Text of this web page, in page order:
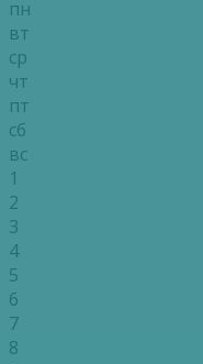
пн
вт
ср
чт
пт
сб
вс
1
2
3
4
5
6
7
8